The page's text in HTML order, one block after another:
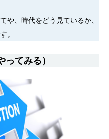
や、時代をどう見ているか、
。
てみる）